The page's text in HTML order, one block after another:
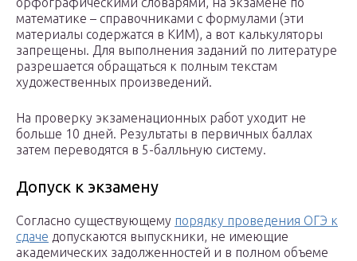
математике – справочниками с формулами (эти
материалы содержатся в КИМ), а вот калькуляторы
запрещены. Для выполнения заданий по литературе
разрешается обращаться к полным текстам
художественных произведений.
На проверку экзаменационных работ уходит не
больше 10 дней. Результаты в первичных баллах
затем переводятся в 5-балльную систему.
Допуск к экзамену
Согласно существующему порядку проведения ОГЭ к
сдаче допускаются выпускники, не имеющие
академических задолженностей и в полном объеме